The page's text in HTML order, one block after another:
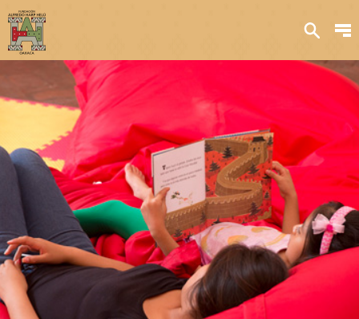
Sobre nosotros
Transparencia
Qué hacemos
Iniciativas
Acervos y